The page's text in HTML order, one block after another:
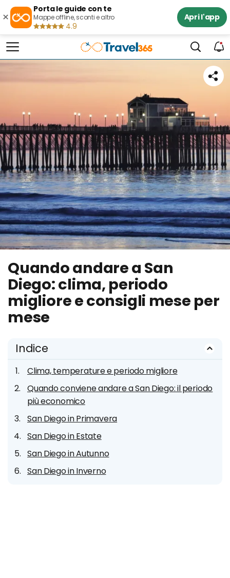
×
Porta le guide con te
Mappe offline, sconti e altro
4.9
Apri l'app
Quando andare a San
Diego: clima, periodo
migliore e consigli mese per
mese
Indice
Clima, temperature e periodo migliore
Quando conviene andare a San Diego: il periodo
più economico
San Diego in Primavera
San Diego in Estate
San Diego in Autunno
San Diego in Inverno